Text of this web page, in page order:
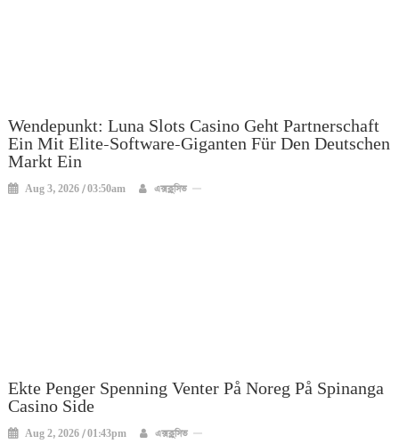
Wendepunkt: Luna Slots Casino Geht Partnerschaft
Ein Mit Elite-Software-Giganten Für Den Deutschen
Markt Ein
Aug 3, 2026 / 03:50am এক্সক্লুসিভ
Ekte Penger Spenning Venter På Noreg På Spinanga
Casino Side
Aug 2, 2026 / 01:43pm এক্সক্লুসিভ